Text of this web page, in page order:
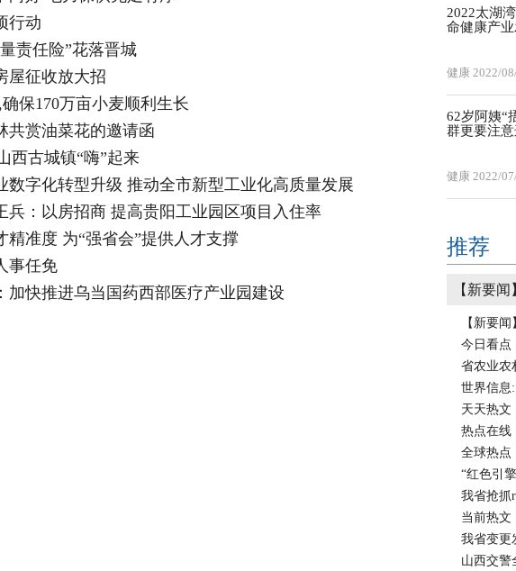
行动
责任险”花落晋城
屋征收放大招
保170万亩小麦顺利生长
共赏油菜花的邀请函
西古城镇“嗨”起来
数字化转型升级 推动全市新型工业化高质量发展
兵：以房招商 提高贵阳工业园区项目入住率
精准度 为“强省会”提供人才支撑
事任免
加快推进乌当国药西部医疗产业园建设
2022太湖
命健康产
健康 2022/
62岁阿姨“
群更要注
健康 2022/
推荐
今日看点
省农业农
全球热点
当前热文
我省变更
山西交警